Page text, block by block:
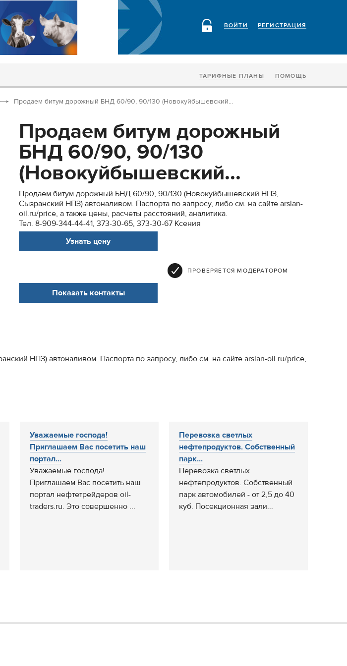
РЕГИСТРАЦИЯ
ВОЙТИ
ТАРИФНЫЕ ПЛАНЫ ПОМОЩЬ
Продаем битум дорожный БНД 60/90, 90/130 (Новокуйбышевский...
Продаем битум дорожный
БНД 60/90, 90/130
(Новокуйбышевский...
Продаем битум дорожный БНД 60/90, 90/130 (Новокуйбышевский НПЗ,
Сызранский НПЗ) автоналивом. Паспорта по запросу, либо см. на сайте arslan-
oil.ru/price, а также цены, расчеты расстояний, аналитика.
Тел. 8-909-344-44-41, 373-30-65, 373-30-67 Ксения
Узнать цену
ПРОВЕРЯЕТСЯ МОДЕРАТОРОМ
Показать контакты
НПЗ) автоналивом. Паспорта по запросу, либо см. на сайте arslan-oil.ru/price,
Уважаемые господа!
Приглашаем Вас посетить наш
портал...
Уважаемые господа!
Приглашаем Вас посетить наш
портал нефтетрейдеров oil-
traders.ru. Это совершенно ...
Перевозка светлых
нефтепродуктов. Собственный
парк...
Перевозка светлых
нефтепродуктов. Собственный
парк автомобилей - от 2,5 до 40
куб. Посекционная зали...